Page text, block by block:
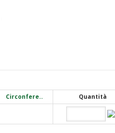
Circonfere.. Quantità